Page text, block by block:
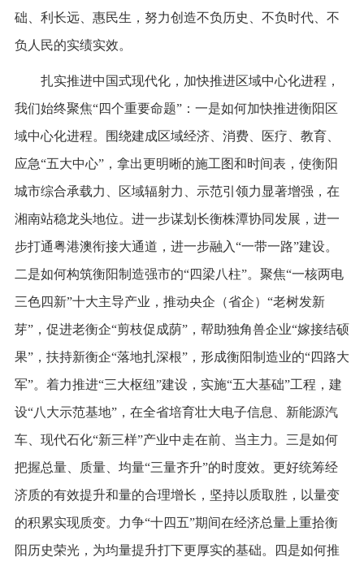
础、利长远、惠民生，努力创造不负历史、不负时代、不
负人民的实绩实效。
扎实推进中国式现代化，加快推进区域中心化进程，
我们始终聚焦“四个重要命题”：一是如何加快推进衡阳区
域中心化进程。围绕建成区域经济、消费、医疗、教育、
应急“五大中心”，拿出更明晰的施工图和时间表，使衡阳
城市综合承载力、区域辐射力、示范引领力显著增强，在
湘南站稳龙头地位。进一步谋划长衡株潭协同发展，进一
步打通粤港澳衔接大通道，进一步融入“一带一路”建设。
二是如何构筑衡阳制造强市的“四梁八柱”。聚焦“一核两电
三色四新”十大主导产业，推动央企（省企）“老树发新
芽”，促进老衡企“剪枝促成荫”，帮助独角兽企业“嫁接结硕
果”，扶持新衡企“落地扎深根”，形成衡阳制造业的“四路大
军”。着力推进“三大枢纽”建设，实施“五大基础”工程，建
设“八大示范基地”，在全省培育壮大电子信息、新能源汽
车、现代石化“新三样”产业中走在前、当主力。三是如何
把握总量、质量、均量“三量齐升”的时度效。更好统筹经
济质的有效提升和量的合理增长，坚持以质取胜，以量变
的积累实现质变。力争“十四五”期间在经济总量上重拾衡
阳历史荣光，为均量提升打下更厚实的基础。四是如何推